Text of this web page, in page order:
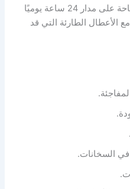
خدمة متاحة على مدار 24 ساعة يوميًا
الأعطال الطارئة التي قد
في السخانات.